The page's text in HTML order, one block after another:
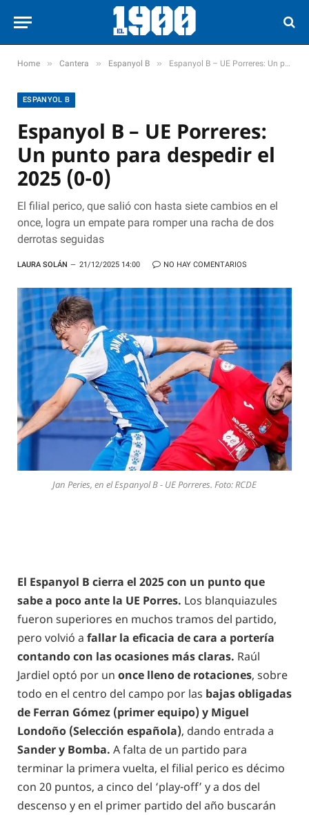
Home » Cantera » Espanyol B » Espanyol B – UE Porreres: Un punto para despedir el 2025 (0-0)
ESPANYOL B
Espanyol B – UE Porreres:
Un punto para despedir el
2025 (0-0)
El filial perico, que salió con hasta siete cambios en el
once, logra un empate para romper una racha de dos
derrotas seguidas
LAURA SOLÁN 21/12/2025 14:00 NO HAY COMENTARIOS
Jan Peries, en el Espanyol B - UE Porreres. Foto: RCDE
El Espanyol B cierra el 2025 con un punto que
sabe a poco ante la UE Porres. Los blanquiazules
fueron superiores en muchos tramos del partido,
pero volvió a fallar la eficacia de cara a portería
contando con las ocasiones más claras. Raúl
Jardiel optó por un once lleno de rotaciones, sobre
todo en el centro del campo por las bajas obligadas
de Ferran Gómez (primer equipo) y Miguel
Londoño (Selección española), dando entrada a
Sander y Bomba. A falta de un partido para
terminar la primera vuelta, el filial perico es décimo
con 20 puntos, a cinco del ‘play-off’ y a dos del
descenso y en el primer partido del año buscarán